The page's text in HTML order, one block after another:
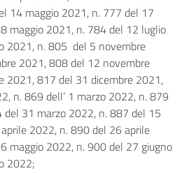
14 maggio 2021, n. 777 del 17
maggio 2021, n. 784 del 12 luglio
2021, n. 805 del 5 novembre
2021, 808 del 12 novembre
2021, 817 del 31 dicembre 2021,
n. 869 dell’ 1 marzo 2022, n. 879
31 marzo 2022, n. 887 del 15
2022, n. 890 del 26 aprile
maggio 2022, n. 900 del 27 giugno
2022;